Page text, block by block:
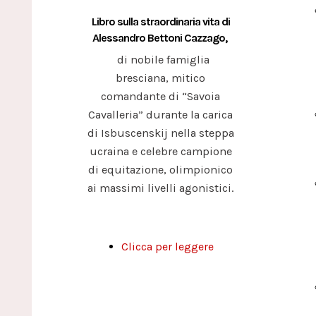
Libro sulla straordinaria vita di
Alessandro Bettoni Cazzago,
di nobile famiglia
bresciana, mitico
comandante di “Savoia
Cavalleria” durante la carica
di Isbuscenskij nella steppa
ucraina e celebre campione
di equitazione, olimpionico
ai massimi livelli agonistici.
Clicca per leggere